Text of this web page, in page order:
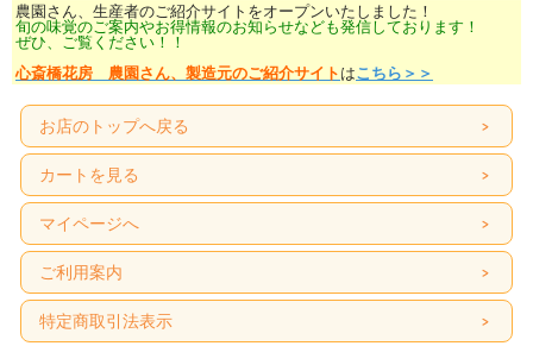
農園さん、生産者のご紹介サイトをオープンいたしました！
旬の味覚のご案内やお得情報のお知らせなども発信しております！
ぜひ、ご覧ください！！
心斎橋花房 農園さん、製造元のご紹介サイト はこちら＞＞
お店のトップへ戻る
カートを見る
マイページへ
ご利用案内
特定商取引法表示